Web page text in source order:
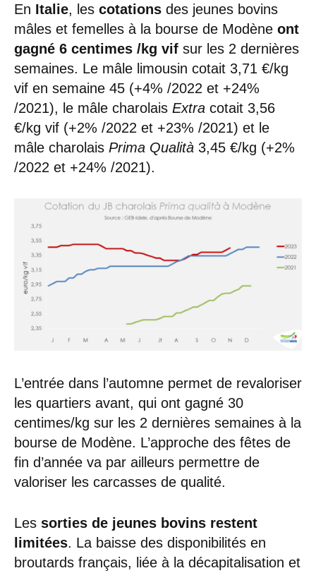
En Italie, les cotations des jeunes bovins
mâles et femelles à la bourse de Modène ont
gagné 6 centimes /kg vif sur les 2 dernières
semaines. Le mâle limousin cotait 3,71 €/kg
vif en semaine 45 (+4% /2022 et +24%
/2021), le mâle charolais Extra cotait 3,56
€/kg vif (+2% /2022 et +23% /2021) et le
mâle charolais Prima Qualità 3,45 €/kg (+2%
/2022 et +24% /2021).
L’entrée dans l’automne permet de revaloriser
les quartiers avant, qui ont gagné 30
centimes/kg sur les 2 dernières semaines à la
bourse de Modène. L’approche des fêtes de
fin d’année va par ailleurs permettre de
valoriser les carcasses de qualité.
Les sorties de jeunes bovins restent
limitées. La baisse des disponibilités en
broutards français, liée à la décapitalisation et